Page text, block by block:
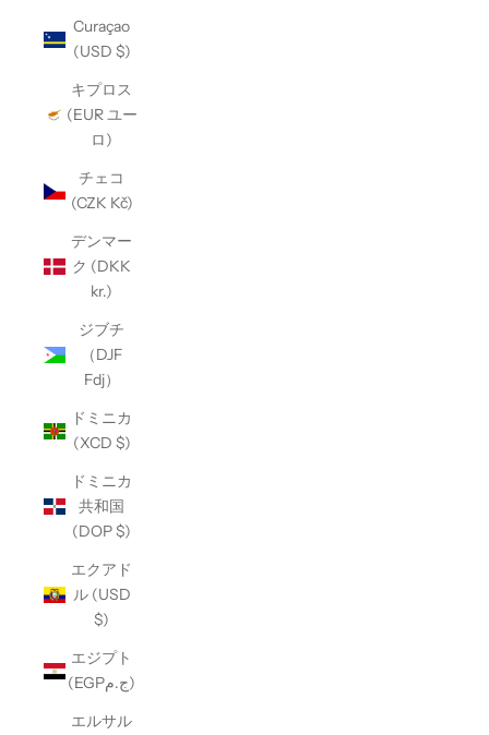
Curaçao
(USD $)
キプロス
(EUR ユー
ロ)
チェコ
(CZK Kč)
デンマー
ク (DKK
kr.)
ジブチ
（DJF
Fdj）
ドミニカ
(XCD $)
ドミニカ
共和国
(DOP $)
エクアド
ル (USD
$)
エジプト
(EGPج.م)
エルサル